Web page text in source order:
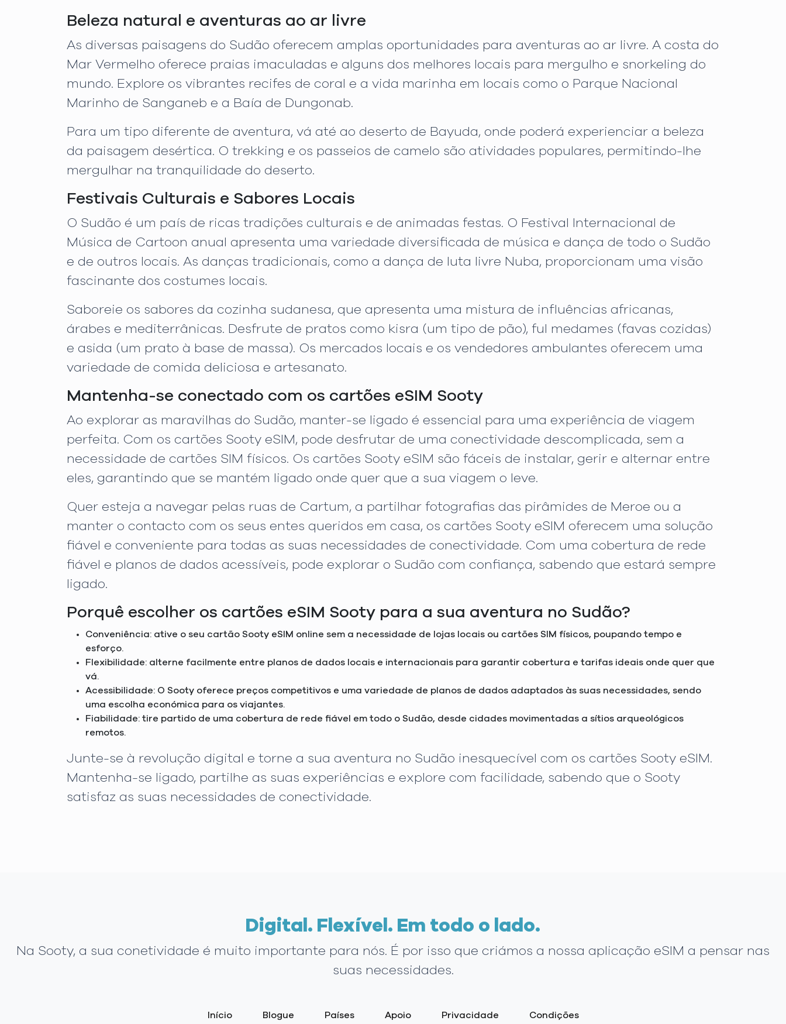
Beleza natural e aventuras ao ar livre
As diversas paisagens do Sudão oferecem amplas oportunidades para aventuras ao ar livre. A costa do
Mar Vermelho oferece praias imaculadas e alguns dos melhores locais para mergulho e snorkeling do
mundo. Explore os vibrantes recifes de coral e a vida marinha em locais como o Parque Nacional
Marinho de Sanganeb e a Baía de Dungonab.
Para um tipo diferente de aventura, vá até ao deserto de Bayuda, onde poderá experienciar a beleza
da paisagem desértica. O trekking e os passeios de camelo são atividades populares, permitindo-lhe
mergulhar na tranquilidade do deserto.
Festivais Culturais e Sabores Locais
O Sudão é um país de ricas tradições culturais e de animadas festas. O Festival Internacional de
Música de Cartoon anual apresenta uma variedade diversificada de música e dança de todo o Sudão
e de outros locais. As danças tradicionais, como a dança de luta livre Nuba, proporcionam uma visão
fascinante dos costumes locais.
Saboreie os sabores da cozinha sudanesa, que apresenta uma mistura de influências africanas,
árabes e mediterrânicas. Desfrute de pratos como kisra (um tipo de pão), ful medames (favas cozidas)
e asida (um prato à base de massa). Os mercados locais e os vendedores ambulantes oferecem uma
variedade de comida deliciosa e artesanato.
Mantenha-se conectado com os cartões eSIM Sooty
Ao explorar as maravilhas do Sudão, manter-se ligado é essencial para uma experiência de viagem
perfeita. Com os cartões Sooty eSIM, pode desfrutar de uma conectividade descomplicada, sem a
necessidade de cartões SIM físicos. Os cartões Sooty eSIM são fáceis de instalar, gerir e alternar entre
eles, garantindo que se mantém ligado onde quer que a sua viagem o leve.
Quer esteja a navegar pelas ruas de Cartum, a partilhar fotografias das pirâmides de Meroe ou a
manter o contacto com os seus entes queridos em casa, os cartões Sooty eSIM oferecem uma solução
fiável e conveniente para todas as suas necessidades de conectividade. Com uma cobertura de rede
fiável e planos de dados acessíveis, pode explorar o Sudão com confiança, sabendo que estará sempre
ligado.
Porquê escolher os cartões eSIM Sooty para a sua aventura no Sudão?
Conveniência: ative o seu cartão Sooty eSIM online sem a necessidade de lojas locais ou cartões SIM físicos, poupando tempo e
esforço.
Flexibilidade: alterne facilmente entre planos de dados locais e internacionais para garantir cobertura e tarifas ideais onde quer que
vá.
Acessibilidade: O Sooty oferece preços competitivos e uma variedade de planos de dados adaptados às suas necessidades, sendo
uma escolha económica para os viajantes.
Fiabilidade: tire partido de uma cobertura de rede fiável em todo o Sudão, desde cidades movimentadas a sítios arqueológicos
remotos.
Junte-se à revolução digital e torne a sua aventura no Sudão inesquecível com os cartões Sooty eSIM.
Mantenha-se ligado, partilhe as suas experiências e explore com facilidade, sabendo que o Sooty
satisfaz as suas necessidades de conectividade.
Digital. Flexível. Em todo o lado.
Na Sooty, a sua conetividade é muito importante para nós. É por isso que criámos a nossa aplicação eSIM a pensar nas
suas necessidades.
Início Blogue Países Apoio Privacidade Condições